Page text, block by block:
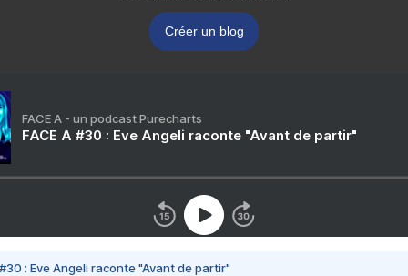
Créer un blog
FACE A - un podcast Purecharts
FACE A #30 : Eve Angeli raconte "Avant de partir"
#30 : Eve Angeli raconte "Avant de partir"